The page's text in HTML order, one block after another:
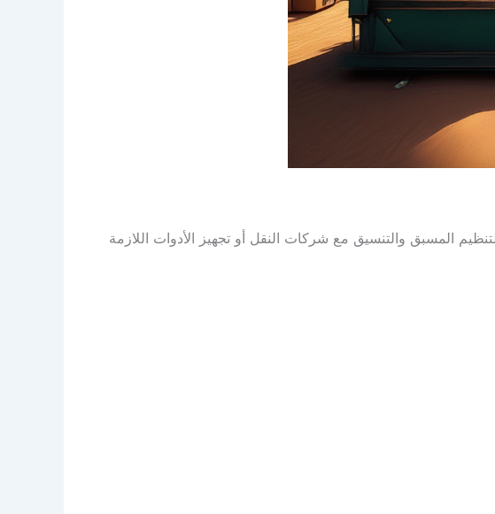
المسبق والتنسيق مع شركات النقل أو تجهيز الأدوات اللازمة